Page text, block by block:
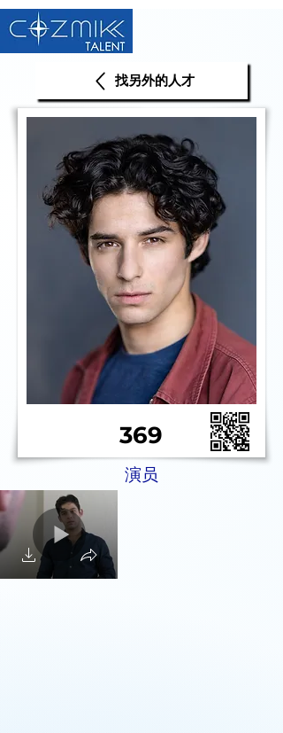
找另外的人才
369
演员